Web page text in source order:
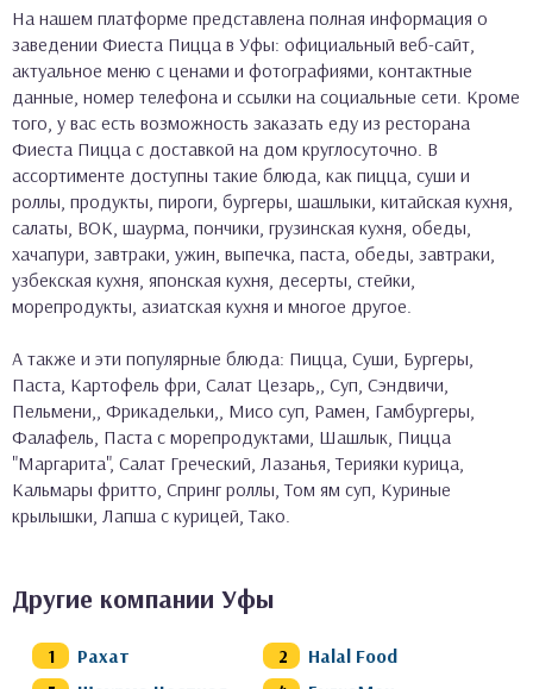
На нашем платформе представлена полная информация о
заведении Фиеста Пицца в Уфы: официальный веб-сайт,
актуальное меню с ценами и фотографиями, контактные
данные, номер телефона и ссылки на социальные сети. Кроме
того, у вас есть возможность заказать еду из ресторана
Фиеста Пицца с доставкой на дом круглосуточно. В
ассортименте доступны такие блюда, как пицца, суши и
роллы, продукты, пироги, бургеры, шашлыки, китайская кухня,
салаты, ВОК, шаурма, пончики, грузинская кухня, обеды,
хачапури, завтраки, ужин, выпечка, паста, обеды, завтраки,
узбекская кухня, японская кухня, десерты, стейки,
морепродукты, азиатская кухня и многое другое.
А также и эти популярные блюда: Пицца, Суши, Бургеры,
Паста, Картофель фри, Салат Цезарь,, Суп, Сэндвичи,
Пельмени,, Фрикадельки,, Мисо суп, Рамен, Гамбургеры,
Фалафель, Паста с морепродуктами, Шашлык, Пицца
"Маргарита", Салат Греческий, Лазанья, Терияки курица,
Кальмары фритто, Спринг роллы, Том ям суп, Куриные
крылышки, Лапша с курицей, Тако.
Другие компании Уфы
Рахат
Halal Food